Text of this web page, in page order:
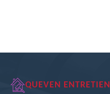
QUEVEN ENTRETIEN